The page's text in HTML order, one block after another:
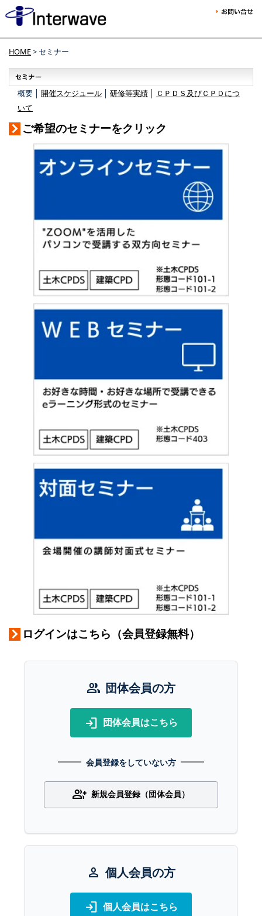
HOME> セミナー
概要 │ 開催スケジュール 研修等実績
ＣＰＤＳ及びＣＰＤにつ
いて
ご希望のセミナーをクリック
ログインはこちら（会員登録無料）
group 団体会員の方
login 団体会員はこちら
会員登録をしていない方
group_add 新規会員登録（団体会員）
person 個人会員の方
login 個人会員はこちら